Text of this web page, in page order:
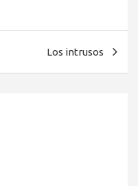
Los intrusos